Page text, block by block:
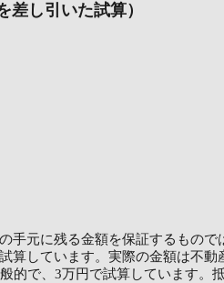
し引いた試算）
手元に残る金額を保証するもので
算しています。実際の金額は不動
的で、3万円で試算しています。